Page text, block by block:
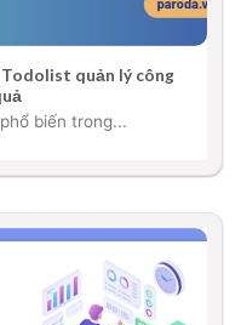
quản lý công
biến trong...